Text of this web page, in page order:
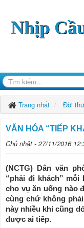
Nhịp
Trang nhất Đời
VĂN HÓA “TIẾP
Chủ nhật - 27/11/2016
(NCTG) Dân văn
“phải đi khách”
cho vụ ăn uống nào
cùng chứ không
này nhiều khi cũng
được ai tiếp.